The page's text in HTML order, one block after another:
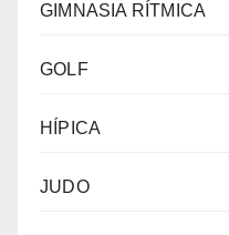
GIMNASIA RÍTMICA
GOLF
HÍPICA
JUDO